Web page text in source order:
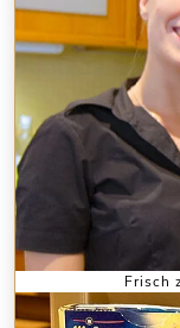
Frisch